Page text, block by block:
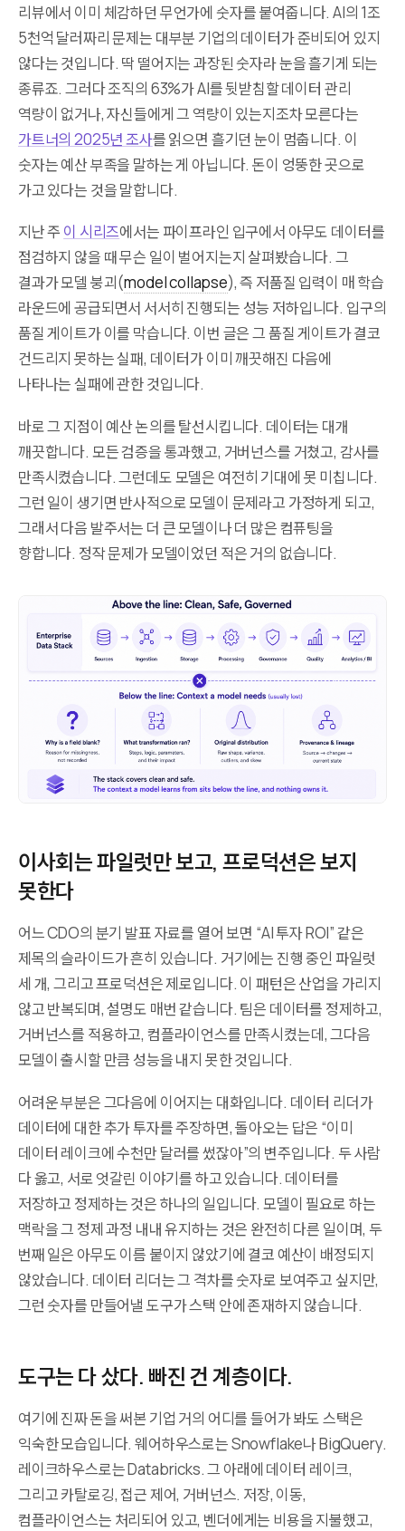
리뷰에서 이미 체감하던 무언가에 숫자를 붙여줍니다. AI의 1조
5천억 달러짜리 문제는 대부분 기업의 데이터가 준비되어 있지
않다는 것입니다. 딱 떨어지는 과장된 숫자라 눈을 흘기게 되는
종류죠. 그러다 조직의 63%가 AI를 뒷받침할 데이터 관리
역량이 없거나, 자신들에게 그 역량이 있는지조차 모른다는
가트너의 2025년 조사를 읽으면 흘기던 눈이 멈춥니다. 이
숫자는 예산 부족을 말하는 게 아닙니다. 돈이 엉뚱한 곳으로
가고 있다는 것을 말합니다.
지난 주 이 시리즈에서는 파이프라인 입구에서 아무도 데이터를
점검하지 않을 때 무슨 일이 벌어지는지 살펴봤습니다. 그
결과가 모델 붕괴(model collapse), 즉 저품질 입력이 매 학습
라운드에 공급되면서 서서히 진행되는 성능 저하입니다. 입구의
품질 게이트가 이를 막습니다. 이번 글은 그 품질 게이트가 결코
건드리지 못하는 실패, 데이터가 이미 깨끗해진 다음에
나타나는 실패에 관한 것입니다.
바로 그 지점이 예산 논의를 탈선시킵니다. 데이터는 대개
깨끗합니다. 모든 검증을 통과했고, 거버넌스를 거쳤고, 감사를
만족시켰습니다. 그런데도 모델은 여전히 기대에 못 미칩니다.
그런 일이 생기면 반사적으로 모델이 문제라고 가정하게 되고,
그래서 다음 발주서는 더 큰 모델이나 더 많은 컴퓨팅을
향합니다. 정작 문제가 모델이었던 적은 거의 없습니다.
이사회는 파일럿만 보고, 프로덕션은 보지
못한다
어느 CDO의 분기 발표 자료를 열어 보면 “AI 투자 ROI” 같은
제목의 슬라이드가 흔히 있습니다. 거기에는 진행 중인 파일럿
세 개, 그리고 프로덕션은 제로입니다. 이 패턴은 산업을 가리지
않고 반복되며, 설명도 매번 같습니다. 팀은 데이터를 정제하고,
거버넌스를 적용하고, 컴플라이언스를 만족시켰는데, 그다음
모델이 출시할 만큼 성능을 내지 못한 것입니다.
어려운 부분은 그다음에 이어지는 대화입니다. 데이터 리더가
데이터에 대한 추가 투자를 주장하면, 돌아오는 답은 “이미
데이터 레이크에 수천만 달러를 썼잖아”의 변주입니다. 두 사람
다 옳고, 서로 엇갈린 이야기를 하고 있습니다. 데이터를
저장하고 정제하는 것은 하나의 일입니다. 모델이 필요로 하는
맥락을 그 정제 과정 내내 유지하는 것은 완전히 다른 일이며, 두
번째 일은 아무도 이름 붙이지 않았기에 결코 예산이 배정되지
않았습니다. 데이터 리더는 그 격차를 숫자로 보여주고 싶지만,
그런 숫자를 만들어낼 도구가 스택 안에 존재하지 않습니다.
도구는 다 샀다. 빠진 건 계층이다.
여기에 진짜 돈을 써본 기업 거의 어디를 들어가 봐도 스택은
익숙한 모습입니다. 웨어하우스로는 Snowflake나 BigQuery.
레이크하우스로는 Databricks. 그 아래에 데이터 레이크,
그리고 카탈로깅, 접근 제어, 거버넌스. 저장, 이동,
컴플라이언스는 처리되어 있고, 벤더에게는 비용을 지불했고,